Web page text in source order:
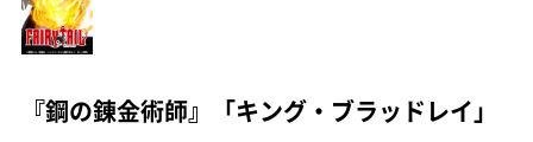
『鋼の錬金術師』「キング・ブラッドレイ」